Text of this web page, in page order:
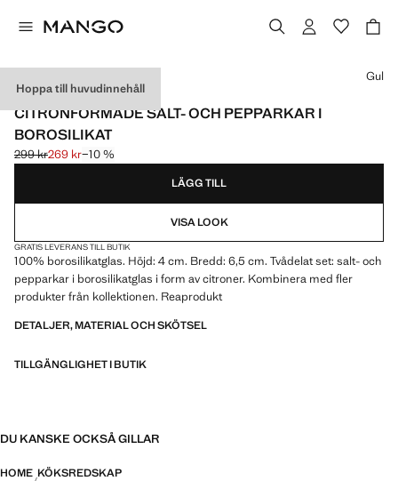
Hoppa till huvudinnehåll
BORSILIKAT
CITRONFORMADE SALT- OCH PEPPARKAR I
BOROSILIKAT
Ursprungligt pris överstruket [299 kr ]
299 kr
Gällande pris [269 kr ]
269 kr−10 %
Välj en färg
Gul
LÄGG TILL
VISA LOOK
GRATIS LEVERANS TILL BUTIK
100% borosilikatglas. Höjd: 4 cm. Bredd: 6,5 cm. Tvådelat set: salt- och
pepparkar i borosilikatglas i form av citroner. Kombinera med fler
produkter från kollektionen. Reaprodukt
DETALJER, MATERIAL OCH SKÖTSEL
TILLGÄNGLIGHET I BUTIK
DU KANSKE OCKSÅ GILLAR
HOME KÖKSREDSKAP